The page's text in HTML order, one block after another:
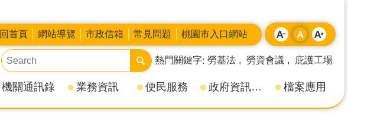
回首頁 網站導覽 市政信箱 常見問題 桃園市入口網站
熱門關鍵字 勞基法 勞資會議 庇護工場
機關通訊錄 業務資訊 便民服務 政府資訊公開 檔案應用